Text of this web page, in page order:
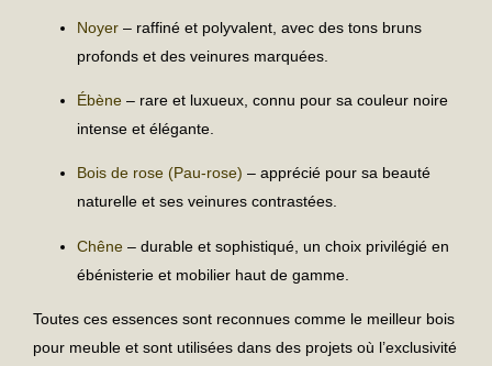
Noyer – raffiné et polyvalent, avec des tons bruns
profonds et des veinures marquées.
Ébène – rare et luxueux, connu pour sa couleur noire
intense et élégante.
Bois de rose (Pau-rose) – apprécié pour sa beauté
naturelle et ses veinures contrastées.
Chêne – durable et sophistiqué, un choix privilégié en
ébénisterie et mobilier haut de gamme.
Toutes ces essences sont reconnues comme le meilleur bois
pour meuble et sont utilisées dans des projets où l’exclusivité